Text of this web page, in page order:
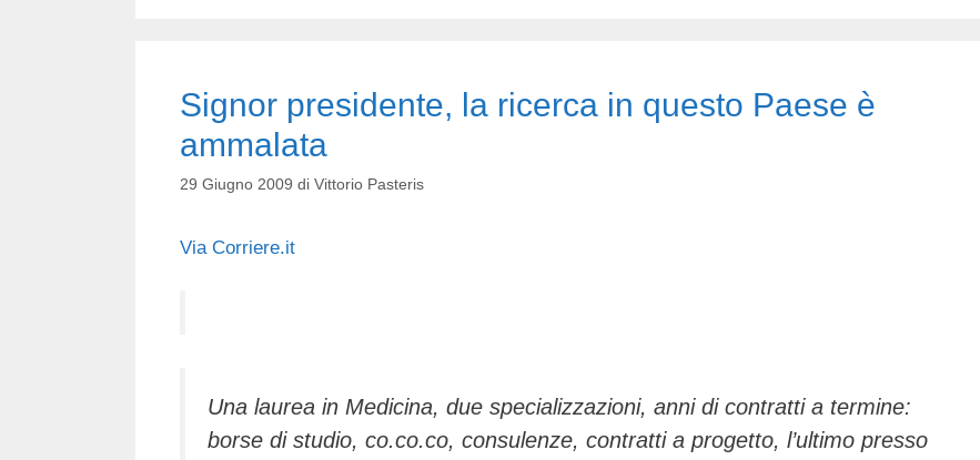
Signor presidente, la ricerca in questo Paese è
ammalata
29 Giugno 2009 di Vittorio Pasteris
Via Corriere.it
Una laurea in Medicina, due spe­cializzazioni, anni di contratti a termine:
borse di studio, co.co.co, consulenze, contratti a progetto, l’ultimo presso